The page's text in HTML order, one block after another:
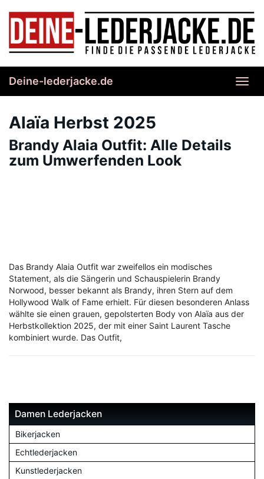
content
Deine-lederjacke.de
Alaïa Herbst 2025
Brandy Alaia Outfit: Alle Details
zum Umwerfenden Look
Das Brandy Alaia Outfit war zweifellos ein modisches
Statement, als die Sängerin und Schauspielerin Brandy
Norwood, besser bekannt als Brandy, ihren Stern auf dem
Hollywood Walk of Fame erhielt. Für diesen besonderen Anlass
wählte sie einen grauen, gepolsterten Body von Alaïa aus der
Herbstkollektion 2025, der mit einer Saint Laurent Tasche
kombiniert wurde. Das Outfit,
Damen Lederjacken
Bikerjacken
Echtlederjacken
Kunstlederjacken